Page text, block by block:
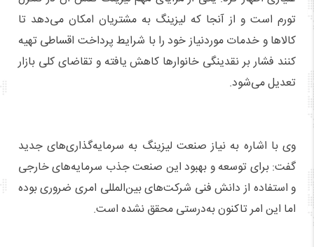
تورم است و از آنجا که لیزینگ به مشتریان امکان می‌دهد تا
کالاها و خدمات موردنیاز خود را با شرایط پرداخت اقساطی تهیه
کنند فشار بر نقدینگی خانوارها کاهش یافته و تقاضای کلی بازار
تعدیل می‌شود.
وی با اشاره به نیاز صنعت لیزینگ به سرمایه‌گذاری‌های جدید
گفت: برای توسعه و بهبود این صنعت جذب سرمایه‌های خارجی
و استفاده از دانش فنی شرکت‌های بین‌المللی امری ضروری بوده
اما این امر تاکنون به‌درستی محقق نشده است.